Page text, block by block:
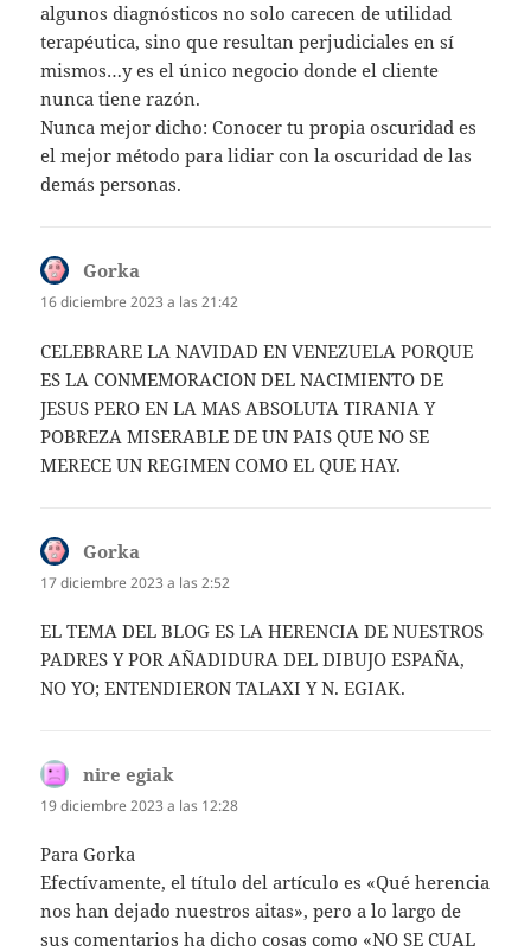
algunos diagnósticos no solo carecen de utilidad
terapéutica, sino que resultan perjudiciales en sí
mismos…y es el único negocio donde el cliente
nunca tiene razón.
Nunca mejor dicho: Conocer tu propia oscuridad es
el mejor método para lidiar con la oscuridad de las
demás personas.
Gorka
16 diciembre 2023 a las 21:42
CELEBRARE LA NAVIDAD EN VENEZUELA PORQUE
ES LA CONMEMORACION DEL NACIMIENTO DE
JESUS PERO EN LA MAS ABSOLUTA TIRANIA Y
POBREZA MISERABLE DE UN PAIS QUE NO SE
MERECE UN REGIMEN COMO EL QUE HAY.
Gorka
17 diciembre 2023 a las 2:52
EL TEMA DEL BLOG ES LA HERENCIA DE NUESTROS
PADRES Y POR AÑADIDURA DEL DIBUJO ESPAÑA,
NO YO; ENTENDIERON TALAXI Y N. EGIAK.
nire egiak
19 diciembre 2023 a las 12:28
Para Gorka
Efectívamente, el título del artículo es «Qué herencia
nos han dejado nuestros aitas», pero a lo largo de
sus comentarios ha dicho cosas como «NO SE CUAL